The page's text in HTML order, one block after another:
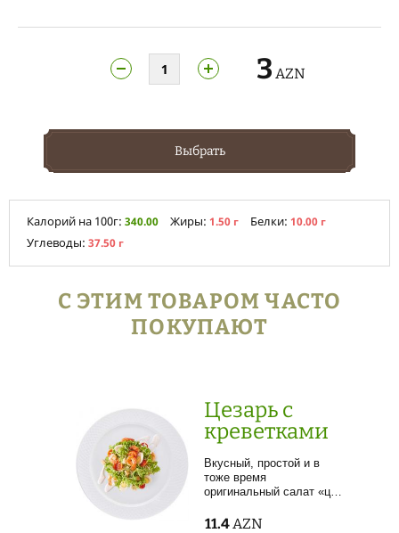
3 AZN
Выбрать
Калорий на 100г: 340.00 Жиры: 1.50 г Белки: 10.00 г
Углеводы: 37.50 г
С ЭТИМ ТОВАРОМ ЧАСТО
ПОКУПАЮТ
Цезарь с
креветками
Вкусный, простой и в
тоже время
оригинальный салат «ц…
11.4 AZN